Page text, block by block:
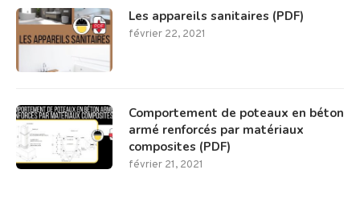
Les appareils sanitaires (PDF)
février 22, 2021
Comportement de poteaux en béton
armé renforcés par matériaux
composites (PDF)
février 21, 2021